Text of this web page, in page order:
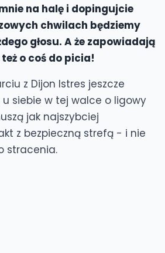
na halę i dopingujcie
chwilach będziemy
głosu. A że zapowiadają
o coś do picia!
z Dijon Istres jeszcze
siebie w tej walce o ligowy
jak najszybciej
z bezpieczną strefą - i nie
stracenia.